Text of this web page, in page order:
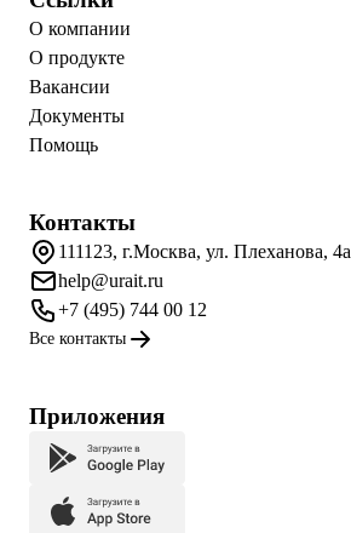
О компании
О продукте
Вакансии
Документы
Помощь
Контакты
111123, г.Москва, ул. Плеханова, 4а
help@urait.ru
+7 (495) 744 00 12
Все контакты
Приложения